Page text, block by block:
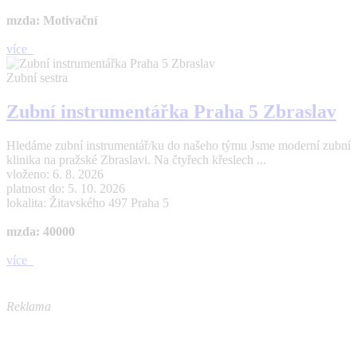
mzda: Motivační
více
Zubní sestra
Zubní instrumentářka Praha 5 Zbraslav
Hledáme zubní instrumentář/ku do našeho týmu Jsme moderní zubní
klinika na pražské Zbraslavi. Na čtyřech křeslech ...
vloženo: 6. 8. 2026
platnost do: 5. 10. 2026
lokalita: Žitavského 497 Praha 5
mzda: 40000
více
Reklama